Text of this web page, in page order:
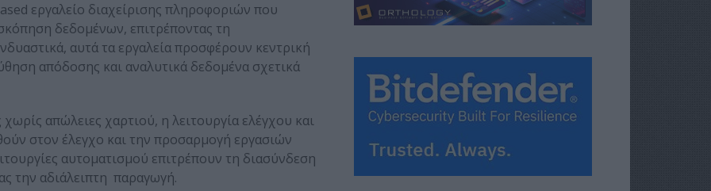
εργαλείο διαχείρισης πληροφοριών που
δεδομένων, επιτρέποντας τη
αυτά τα εργαλεία προσφέρουν κεντρική
απόδοσης και αναλυτικά δεδομένα σχετικά
απώλειες χαρτιού, η λειτουργία ελέγχου και
στον έλεγχο και την προσαρμογή εργασιών
αυτοματισμού επιτρέπουν τη διασύνδεση
την αδιάλειπτη παραγωγή.